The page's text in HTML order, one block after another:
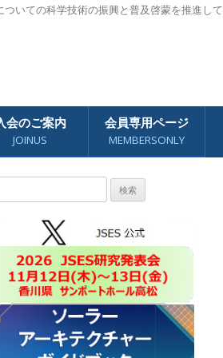
いての科学技術の振興と普及啓蒙を推進して
会のご案内
JOINUS
会員専用ページ
MEMBERSONLY